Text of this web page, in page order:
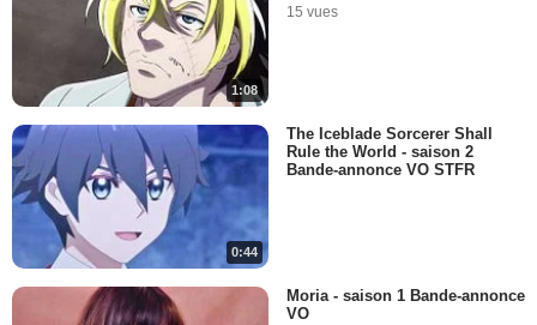
1:08
15 vues
0:44
The Iceblade Sorcerer Shall
Rule the World - saison 2
Bande-annonce VO STFR
Moria - saison 1 Bande-annonce
VO